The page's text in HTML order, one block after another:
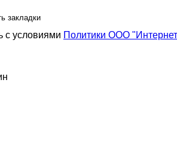
закладки
с условиями Политики ООО